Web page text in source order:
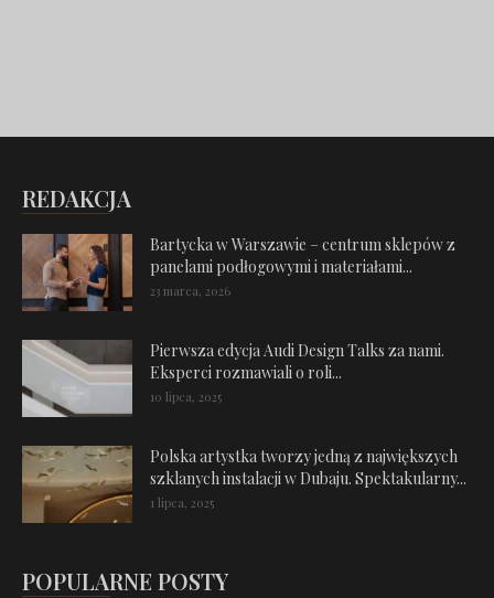
REDAKCJA
Bartycka w Warszawie – centrum sklepów z
panelami podłogowymi i materiałami...
23 marca, 2026
Pierwsza edycja Audi Design Talks za nami.
Eksperci rozmawiali o roli...
10 lipca, 2025
Polska artystka tworzy jedną z największych
szklanych instalacji w Dubaju. Spektakularny...
1 lipca, 2025
POPULARNE POSTY